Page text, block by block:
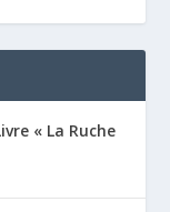
« La Ruche